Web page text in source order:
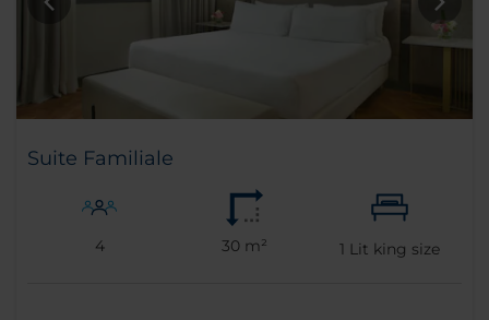
Suite Familiale
4 30 m² 1 Lit king size